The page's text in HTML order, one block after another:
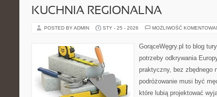
KUCHNIA REGIONALNA
POSTED BY ADMIN STY - 25 - 2026 MOŻLIWOŚĆ
GorąceWęgry.pl to blog
potrzeby odkrywania
praktyczny, bez zbędnego
podróżowanie musi być
które lubią projektować